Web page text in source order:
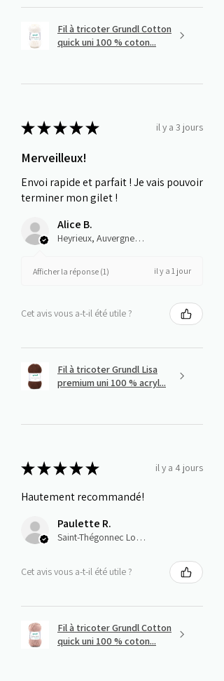
Fil à tricoter Grundl Cotton
quick uni 100 % coton...
★★★★★ il y a 3 jours
Merveilleux!
Envoi rapide et parfait ! Je vais pouvoir
terminer mon gilet !
Alice B.
Heyrieux, Auvergne-Rhône-Alpes
Afficher la réponse (1) il y a 1 jour
Cet avis vous a-t-il été utile ?
Fil à tricoter Grundl Lisa
premium uni 100 % acryl...
★★★★★ il y a 4 jours
Hautement recommandé!
Paulette R.
Saint-Thégonnec Loc-Eguiner, E
Cet avis vous a-t-il été utile ?
Fil à tricoter Grundl Cotton
quick uni 100 % coton...